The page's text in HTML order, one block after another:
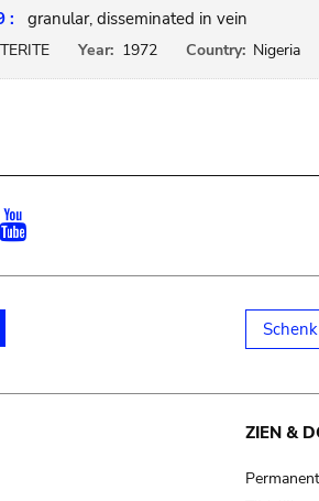
: granular, disseminated in vein
Year: 1972 Country: Nigeria
Instagram
ZIEN &